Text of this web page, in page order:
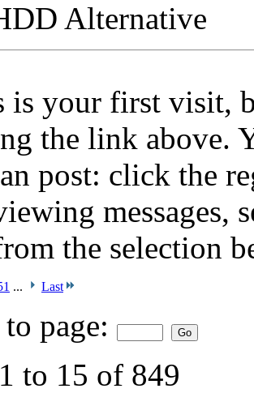
Alternative
is your first visit,
the link above.
post: click the
messages,
the selection
... Last
page:
to 15 of 849